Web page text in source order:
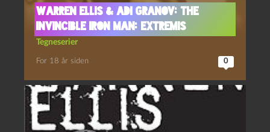
Warren Ellis & Adi Granov: The
Invincible Iron Man: Extremis
Tegneserier
For 18 år siden 0